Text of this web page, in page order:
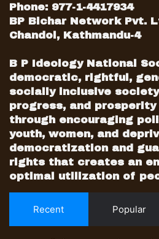
Phone: 977-1-4417934
BP Bichar Network Pvt.
Chandol, Kathmandu-4
B P Ideology National
democratic, rightful,
socially inclusive
progress, and
through encouraging
youth, women, and
democratization and
rights that creates an
optimal utilization of
Recent Popular